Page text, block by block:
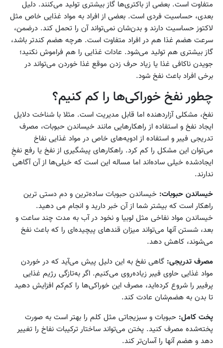
متفاوت است. بعضی از باکتری‌ها گاز بیشتری تولید می‌کنند. دلیل
بعدی، حساسیت فردی است. بعضی از افراد به مواد غذایی خاص مثل
لاکتوز حساسیت دارند و بدن‌شان نمی‌تواند آن را تحمل کند. درضمن،
سرعت هضم غذا هم در افراد متفاوت است. هرچه هضم کندتر باشد،
گاز بیشتری هم تولید می‌شود. عادات غذایی را هم فراموش نکنید؛
جویدن ناکافی غذا یا زیاد حرف زدن موقع غذا خوردن می‌تواند در
برخی افراد باعث نفخ شود.
چطور نفخ خوراکی‌ها را کم کنیم؟
نفخ، مشکلی آزاردهنده اما قابل مدیریت است. مثلا با شناخت دلایل
ایجاد نفخ و استفاده از راهکارهایی مانند خیساندن حبوبات، مصرف
تدریجی فیبر و استفاده از ادویه‌های خاص در مواد غذایی نفاخ
می‌توان این مشکل را کم کرد. راهکارهای پیشگیری از نفخ یا رفع نفخِ
ایجادشده خیلی ساده‌اند اما مساله این است که خیلی‌ها از آن آگاهی
ندارند.
خیساندن حبوبات: خیساندن حبوبات ساده‌ترین و دم دستی ترین
راهکار است که بیشتر شما از آن خبر دارید و انجام می دهید.
خیساندن مواد نفاخی مثل لوبیا و نخود در آب به مدت چند ساعت و
بعد، شستن آنها می‌تواند میزان قندهای پیچیده‌ای را که باعث نفخ
می‌شوند، کاهش دهد.
مصرف تدریجی: گاهی نفخ به این دلیل پیش می‌آید که در خوردن
مواد غذایی حاوی فیبر زیاده‌روی می‌کنیم. اگر به‌تازگی رژیم غذایی
پرفیبر را شروع کرده‌اید، مصرف این خوراکی‌ها را کم‌کم افزایش دهید
تا بدن به هضم‌شان عادت کند.
پخت کامل: حبوبات و سبزیجاتی مثل کلم را بهتر است به صورت
پخته‌شده مصرف کنید. پختن می‌تواند ساختار ترکیبات نفاخ را تغییر
دهد و هضم آنها را آسان‌تر کند.